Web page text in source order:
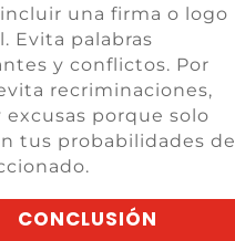
una firma o logo
Evita palabras
y conflictos. Por
vita recriminaciones,
excusas porque solo
tus probabilidades de
CONCLUSIÓN